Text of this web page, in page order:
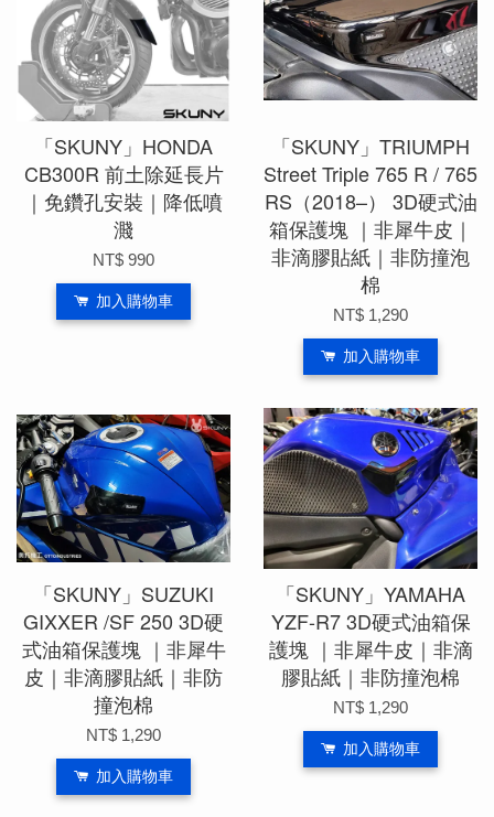
「SKUNY」HONDA
CB300R 前土除延長片
｜免鑽孔安裝｜降低噴
濺
NT$ 990
加入購物車
「SKUNY」TRIUMPH
Street Triple 765 R / 765
RS（2018–） 3D硬式油
箱保護塊 ｜非犀牛皮｜
非滴膠貼紙｜非防撞泡
棉
NT$ 1,290
加入購物車
「SKUNY」SUZUKI
GIXXER /SF 250 3D硬
式油箱保護塊 ｜非犀牛
皮｜非滴膠貼紙｜非防
撞泡棉
NT$ 1,290
加入購物車
「SKUNY」YAMAHA
YZF-R7 3D硬式油箱保
護塊 ｜非犀牛皮｜非滴
膠貼紙｜非防撞泡棉
NT$ 1,290
加入購物車